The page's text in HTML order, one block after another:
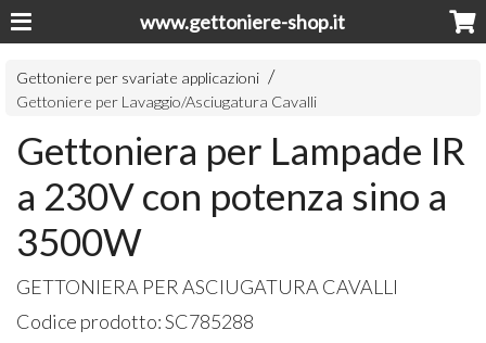
www.gettoniere-shop.it
Gettoniere per svariate applicazioni
Gettoniere per Lavaggio/Asciugatura Cavalli
Gettoniera per Lampade IR
a 230V con potenza sino a
3500W
GETTONIERA PER ASCIUGATURACAVALLI
Codice prodotto:SC785288